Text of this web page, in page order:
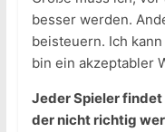
besser werden.
beisteuern. Ich
bin ein akzeptabler
Jeder Spieler findet
der nicht richtig